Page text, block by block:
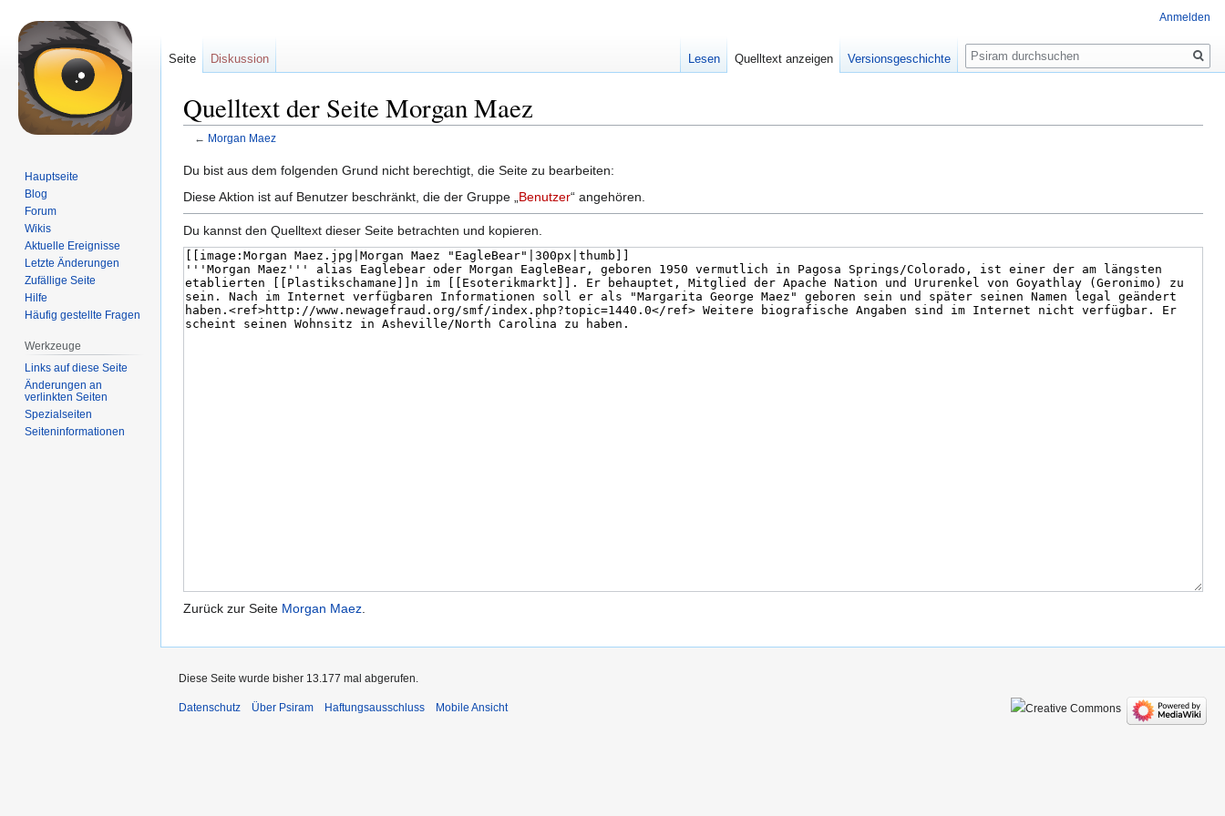
Quelltext der Seite Morgan Maez
← Morgan Maez
Zur
Navigation
Zur
Suche
Du bist aus dem folgenden Grund nicht berechtigt, die Seite zu bearbeiten:
Diese Aktion ist auf Benutzer beschränkt, die der Gruppe „ Benutzer“ angehören.
Du kannst den Quelltext dieser Seite betrachten und kopieren.
Zurück zur Seite Morgan Maez.
Anmelden
Seite Diskussion Lesen Quelltext anzeigen Versionsgeschichte
Suche
Hauptseite
Blog
Forum
Wikis
Aktuelle Ereignisse
Letzte Änderungen
Zufällige Seite
Hilfe
Häufig gestellte Fragen
Werkzeuge
Links auf diese Seite
Änderungen an
verlinkten Seiten
Spezialseiten
Seiten­informationen
Diese Seite wurde bisher 13.177 mal abgerufen.
Datenschutz Über Psiram Haftungsausschluss Mobile Ansicht